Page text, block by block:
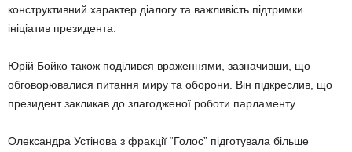
конструктивний характер діалогу та важливість підтримки
ініціатив президента.
Юрій Бойко також поділився враженнями, зазначивши, що
обговорювалися питання миру та оборони. Він підкреслив, що
президент закликав до злагодженої роботи парламенту.
Олександра Устінова з фракції “Голос” підготувала більше